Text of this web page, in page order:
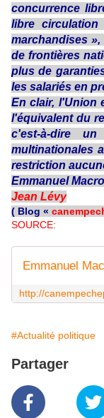
concurrence
libre
marchandises
de frontières
plus de
les salariés en
En clair, l'Union
l'équivalent du
c'est-à-dire
multinationales
restriction
Emmanuel
Jean Lévy
( Blog «
SOURCE:
#Actualité politique
Partager